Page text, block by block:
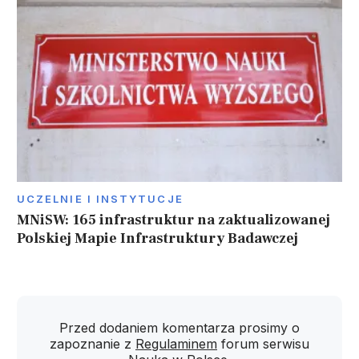
UCZELNIE I INSTYTUCJE
MNiSW: 165 infrastruktur na zaktualizowanej
Polskiej Mapie Infrastruktury Badawczej
Przed dodaniem komentarza prosimy o
zapoznanie z Regulaminem forum serwisu